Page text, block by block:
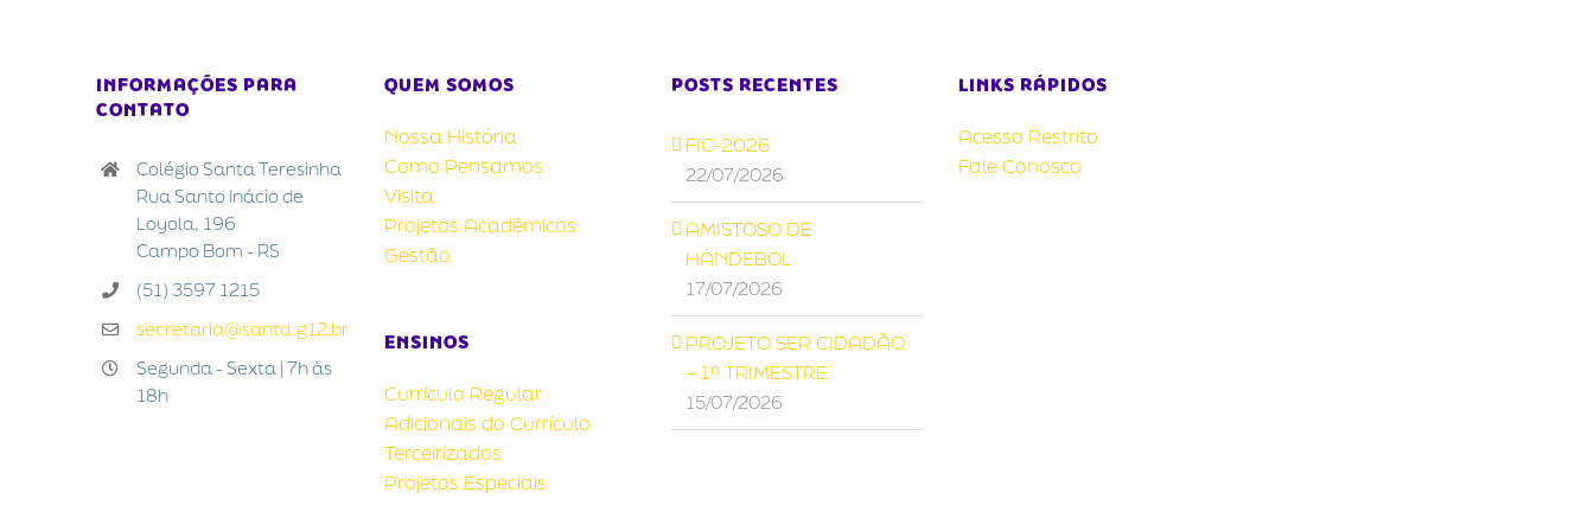
INFORMAÇÕES PARA
CONTATO
Colégio Santa Teresinha
Rua Santo Inácio de
Loyola, 196
Campo Bom - RS
(51) 3597 1215
secretaria@santa.g12.br
Segunda - Sexta | 7h às
18h
QUEM SOMOS
Nossa História
Como Pensamos
Visita
Projetos Acadêmicos
Gestão
ENSINOS
Currículo Regular
Adicionais do Currículo
Terceirizados
Projetos Especiais
POSTS RECENTES
FIC-2026
22/07/2026
AMISTOSO DE
HANDEBOL
17/07/2026
PROJETO SER CIDADÃO
– 1º TRIMESTRE
15/07/2026
LINKS RÁPIDOS
Acesso Restrito
Fale Conosco